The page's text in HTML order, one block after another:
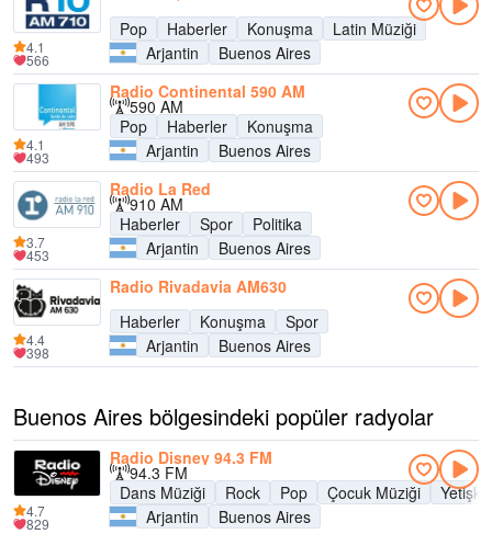
Pop
Haberler Konuşma
Latin Müziği
Arjantin
Buenos Aires
4.1
566
Radio Continental 590 AM
590 AM
Pop
Haberler
Konuşma
Arjantin
Buenos Aires
4.1
493
Radio La Red
910 AM
Haberler
Spor
Politika
Arjantin
Buenos Aires
3.7
453
Radio Rivadavia AM630
Haberler
Konuşma
Spor
Arjantin
Buenos Aires
4.4
398
Buenos Aires bölgesindeki popüler radyolar
Radio Disney 94.3 FM
94.3 FM
Dans Müziği
Rock Pop Çocuk Müziği
Arjantin
Buenos Aires
4.7
829